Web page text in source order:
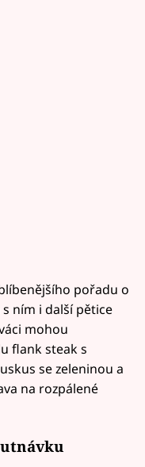
pořadu o
ním i další pětice
mohou
flank steak s
se zeleninou a
na rozpálené